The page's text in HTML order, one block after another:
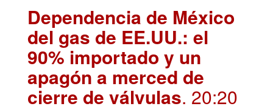
Dependencia de México
del gas de EE.UU.: el
90% importado y un
apagón a merced de
cierre de válvulas. 20:20